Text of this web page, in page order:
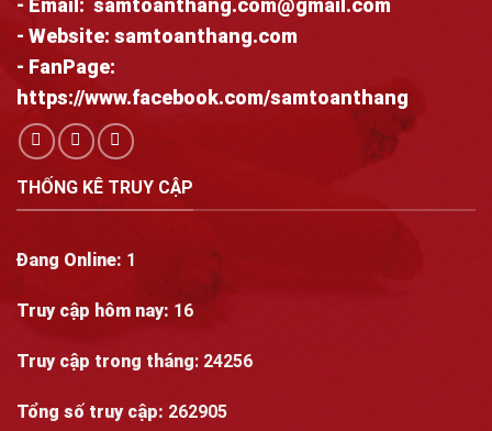
- Website: samtoanthang.com
- FanPage:
https://www.facebook.com/samtoanthang
THỐNG KÊ TRUY CẬP
Đang Online: 1
Truy cập hôm nay: 16
Truy cập trong tháng: 24256
Tổng số truy cập: 262905